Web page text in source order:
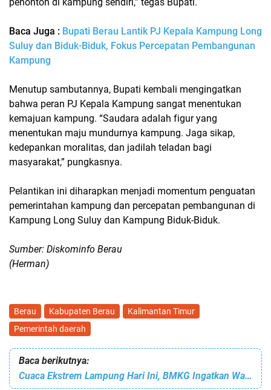
Baca Juga : Bupati Berau Lantik PJ Kepala Kampung Long
Suluy dan Biduk-Biduk, Fokus Percepatan Pembangunan
Kampung
Menutup sambutannya, Bupati kembali mengingatkan
bahwa peran PJ Kepala Kampung sangat menentukan
kemajuan kampung. “Saudara adalah figur yang
menentukan maju mundurnya kampung. Jaga sikap,
kedepankan moralitas, dan jadilah teladan bagi
masyarakat,” pungkasnya.
Pelantikan ini diharapkan menjadi momentum penguatan
pemerintahan kampung dan percepatan pembangunan di
Kampung Long Suluy dan Kampung Biduk-Biduk.
Sumber: Diskominfo Berau
(Herman)
Berau Kabupaten Berau
Kalimantan Timur
Pemerintah daerah
Baca berikutnya:
Cuaca Ekstrem Lampung Hari Ini, BMKG Ingatkan Warga untuk Tingkatkan Kewaspadaan